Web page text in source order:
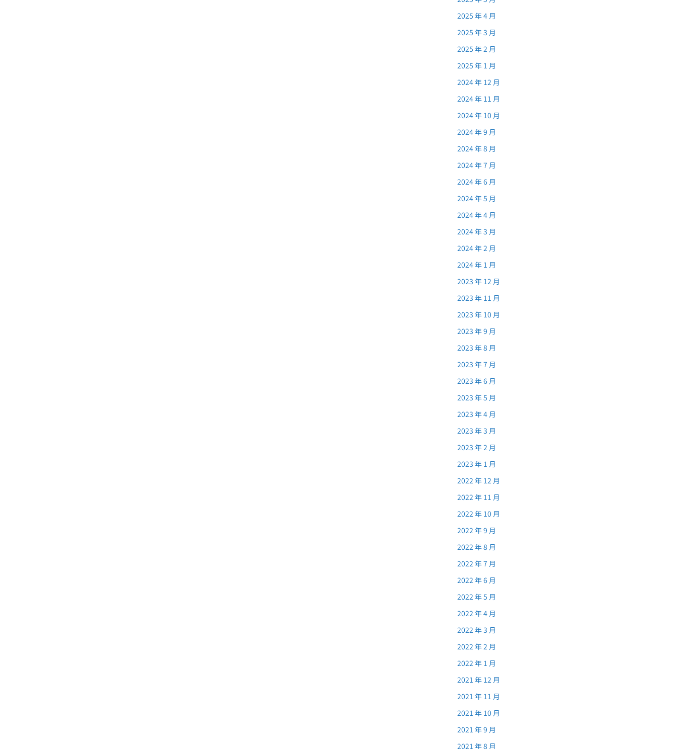
2025 年 4 月
2025 年 3 月
2025 年 2 月
2025 年 1 月
2024 年 12 月
2024 年 11 月
2024 年 10 月
2024 年 9 月
2024 年 8 月
2024 年 7 月
2024 年 6 月
2024 年 5 月
2024 年 4 月
2024 年 3 月
2024 年 2 月
2024 年 1 月
2023 年 12 月
2023 年 11 月
2023 年 10 月
2023 年 9 月
2023 年 8 月
2023 年 7 月
2023 年 6 月
2023 年 5 月
2023 年 4 月
2023 年 3 月
2023 年 2 月
2023 年 1 月
2022 年 12 月
2022 年 11 月
2022 年 10 月
2022 年 9 月
2022 年 8 月
2022 年 7 月
2022 年 6 月
2022 年 5 月
2022 年 4 月
2022 年 3 月
2022 年 2 月
2022 年 1 月
2021 年 12 月
2021 年 11 月
2021 年 10 月
2021 年 9 月
2021 年 8 月